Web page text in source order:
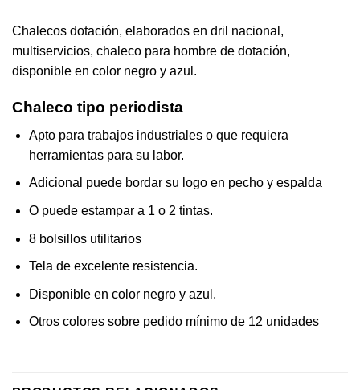
Chalecos dotación, elaborados en dril nacional,
multiservicios, chaleco para hombre de dotación,
disponible en color negro y azul.
Chaleco tipo periodista
Apto para trabajos industriales o que requiera
herramientas para su labor.
Adicional puede bordar su logo en pecho y espalda
O puede estampar a 1 o 2 tintas.
8 bolsillos utilitarios
Tela de excelente resistencia.
Disponible en color negro y azul.
Otros colores sobre pedido mínimo de 12 unidades